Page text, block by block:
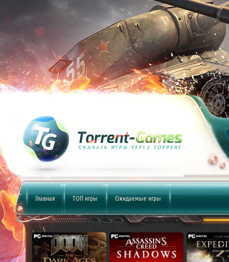
Главная ТОП игры Ожидаемые игры